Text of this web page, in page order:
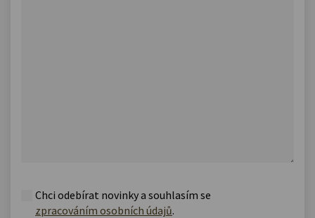
Chci odebírat novinky a souhlasím se
zpracováním osobních údajů.